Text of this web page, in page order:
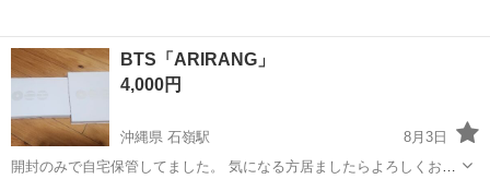
BTS「ARIRANG」
4,000円
沖縄県 石嶺駅
8月3日
開封のみで自宅保管してました。 気になる方居ましたらよろしくお願